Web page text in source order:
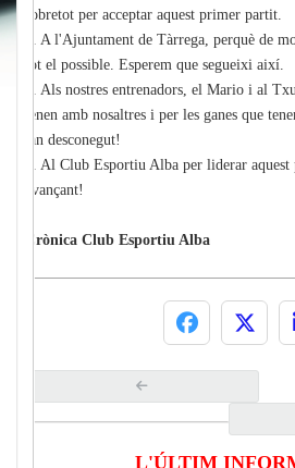
sobretot per acceptar aquest primer partit.
3. A l'Ajuntament de Tàrrega, perquè de
tot el possible. Esperem que segueixi així.
4. Als nostres entrenadors, el Mario i al
tenen amb nosaltres i per les ganes que
tan desconegut!
5. Al Club Esportiu Alba per liderar
avançant!
Crònica Club Esportiu Alba
L'ÚLTIM